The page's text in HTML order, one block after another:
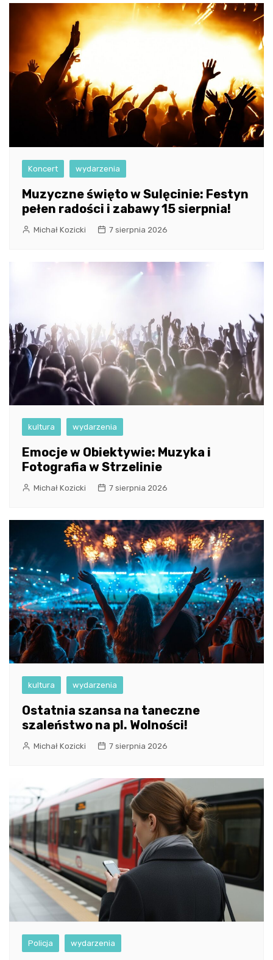
Koncert wydarzenia
Muzyczne święto w Sulęcinie: Festyn
pełen radości i zabawy 15 sierpnia!
Michał Kozicki 7 sierpnia 2026
kultura wydarzenia
Emocje w Obiektywie: Muzyka i
Fotografia w Strzelinie
Michał Kozicki 7 sierpnia 2026
kultura wydarzenia
Ostatnia szansa na taneczne
szaleństwo na pl. Wolności!
Michał Kozicki 7 sierpnia 2026
Policja wydarzenia